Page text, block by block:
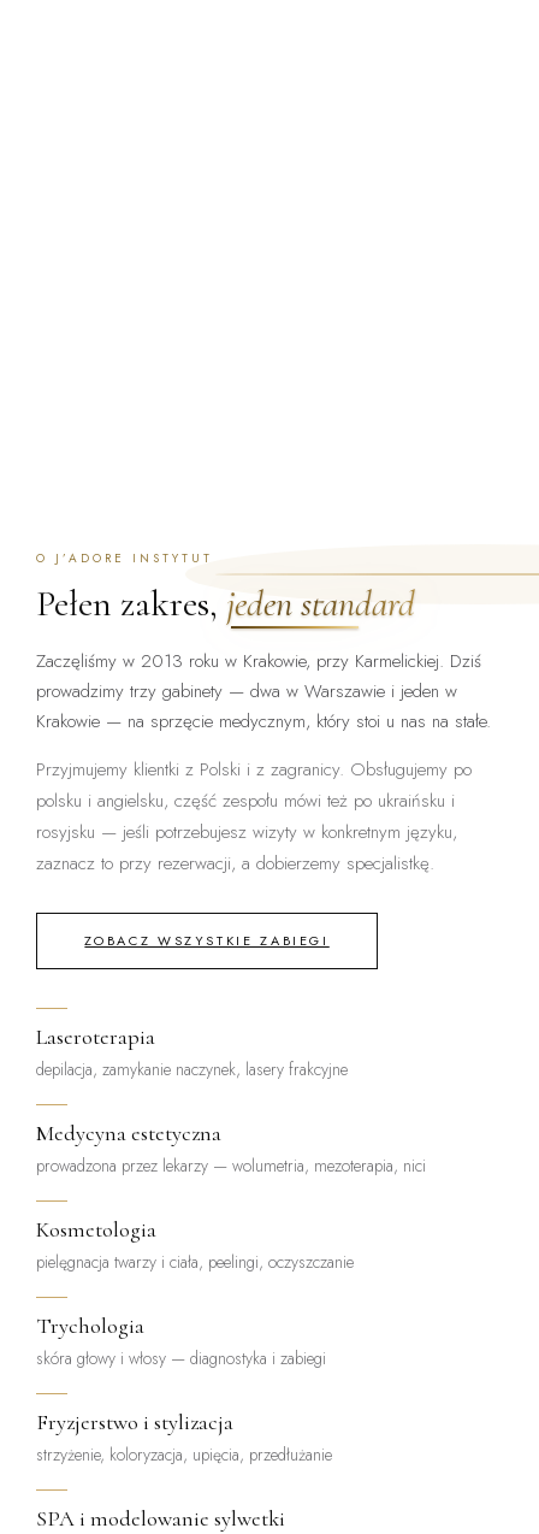
O J’ADORE INSTYTUT
Pełen zakres, jeden standard
Zaczęliśmy w 2013 roku w Krakowie, przy Karmelickiej. Dziś
prowadzimy trzy gabinety — dwa w Warszawie i jeden w
Krakowie — na sprzęcie medycznym, który stoi u nas na stałe.
Przyjmujemy klientki z Polski i z zagranicy. Obsługujemy po
polsku i angielsku, część zespołu mówi też po ukraińsku i
rosyjsku — jeśli potrzebujesz wizyty w konkretnym języku,
zaznacz to przy rezerwacji, a dobierzemy specjalistkę.
ZOBACZ WSZYSTKIE ZABIEGI
Laseroterapia
depilacja, zamykanie naczynek, lasery frakcyjne
Medycyna estetyczna
prowadzona przez lekarzy — wolumetria, mezoterapia, nici
Kosmetologia
pielęgnacja twarzy i ciała, peelingi, oczyszczanie
Trychologia
skóra głowy i włosy — diagnostyka i zabiegi
Fryzjerstwo i stylizacja
strzyżenie, koloryzacja, upięcia, przedłużanie
SPA i modelowanie sylwetki